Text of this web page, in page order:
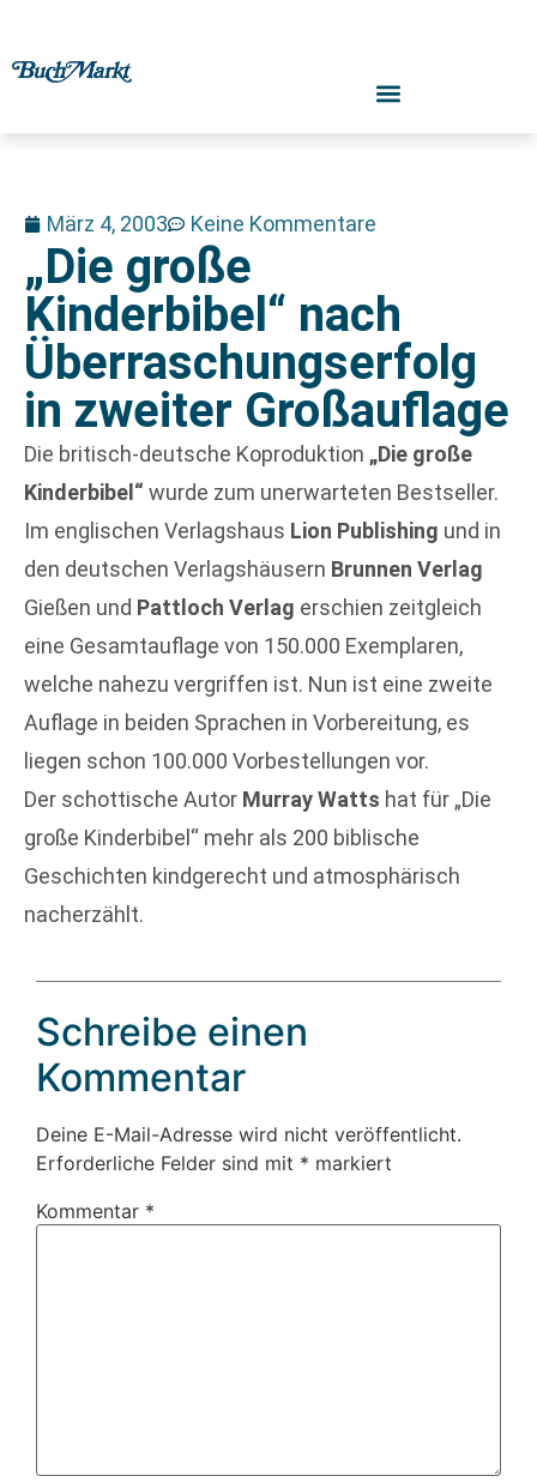
März 4, 2003 Keine Kommentare
„Die große
Kinderbibel“ nach
Überraschungserfolg
in zweiter Großauflage
Die britisch-deutsche Koproduktion „Die große
Kinderbibel“ wurde zum unerwarteten Bestseller.
Im englischen Verlagshaus Lion Publishing und in
den deutschen Verlagshäusern Brunnen Verlag
Gießen und Pattloch Verlag erschien zeitgleich
eine Gesamtauflage von 150.000 Exemplaren,
welche nahezu vergriffen ist. Nun ist eine zweite
Auflage in beiden Sprachen in Vorbereitung, es
liegen schon 100.000 Vorbestellungen vor.
Der schottische Autor Murray Watts hat für „Die
große Kinderbibel“ mehr als 200 biblische
Geschichten kindgerecht und atmosphärisch
nacherzählt.
Schreibe einen
Kommentar
Deine E-Mail-Adresse wird nicht veröffentlicht.
Erforderliche Felder sind mit * markiert
Kommentar *